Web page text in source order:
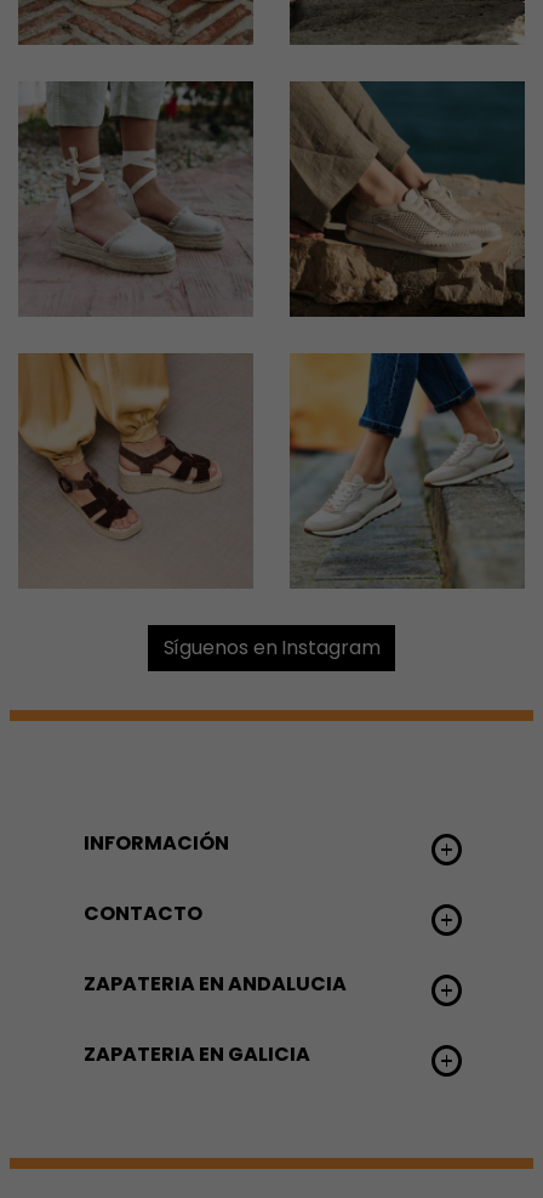
Síguenos en Instagram
INFORMACIÓN
CONTACTO
ZAPATERIA EN ANDALUCIA
ZAPATERIA EN GALICIA